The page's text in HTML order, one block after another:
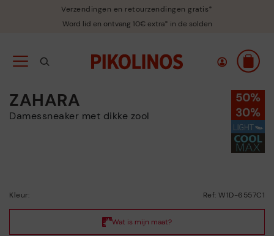
Verzendingen en retourzendingen gratis*
Word lid en ontvang 10€ extra* in de solden
ZAHARA
Damessneaker met dikke zool
Kleur: Ref: W1D-6557C1